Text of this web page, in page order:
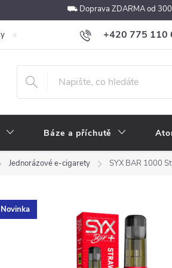
⛟ Doprava ZDARMA od
+420 775 110
obchod@e-
Podmínky ochrany osobních údajů
Báze a příchutě
Jednorázové e-cigarety SYX BAR 1000
Novinka